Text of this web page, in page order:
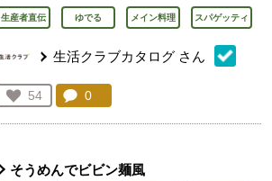
生産者直伝 ゆでる メイン料理 スパゲッティ
生活クラブカタログ さん
お気に入り登録：
54
人が登録
コメント：
0
そうめんでビビン麺風